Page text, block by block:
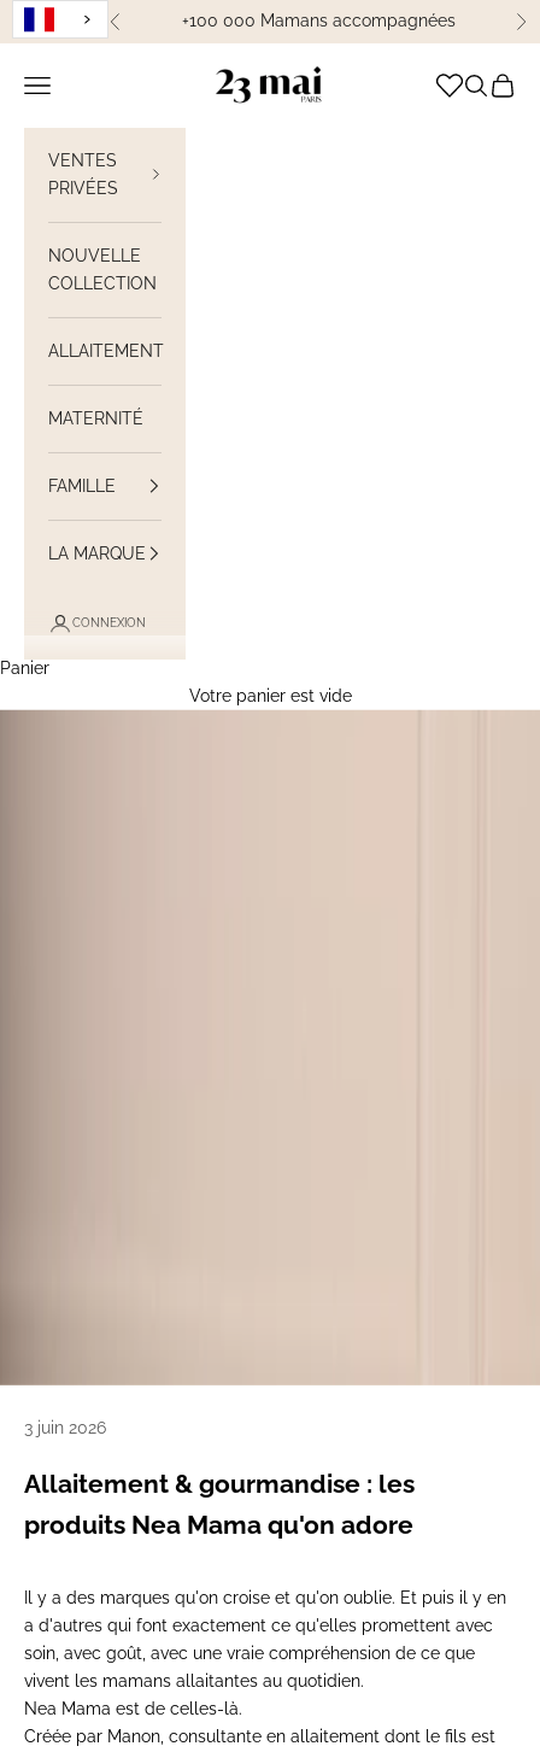
Passer au contenu
Précédent+100 000 Mamans accompagnées
23 Mai Paris
Ouvrir la navigation Ouvrir la
Voir
VENTES
PRIVÉES
NOUVELLE
COLLECTION
ALLAITEMENT
MATERNITÉ
FAMILLE
LA MARQUE
CONNEXION
Panier
Votre panier est vide
3 juin 2026
Allaitement & gourmandise : les
produits Nea Mama qu'on adore
Il y a des marques qu'on croise et qu'on oublie. Et puis il y en
a d'autres qui font exactement ce qu'elles promettent avec
soin, avec goût, avec une vraie compréhension de ce que
vivent les mamans allaitantes au quotidien.
Nea Mama est de celles-là.
Créée par Manon, consultante en allaitement dont le fils est